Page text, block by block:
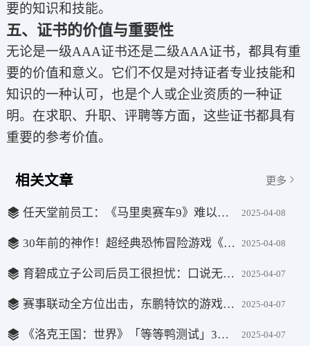
要的知识和技能。
五、证书的价值与重要性
无论是一级AAA证书还是二级AAA证书，都具有重
要的价值和意义。它们不仅是对持证者专业技能和
知识的一种认可，也是个人或企业资质的一种证
明。在求职、升职、评聘等方面，这些证书都具有
重要的参考价值。
相关文章 更多
任天堂前员工：《马里奥赛车9》难以复刻前作的成功 2025-04-08
30年前的神作！超经典恐怖冒险游戏《无声狂啸》登陆主机平台 2025-04-08
育碧成立子公司后员工很担忧：口说无凭仍有可能被裁 2025-04-07
赛事联动全方位出击，东鹏特饮的游戏营销如何玩转圈层经济？ 2025-04-07
《洛克王国：世界》「等等鸭测试」3月27日开启，版本内容抢先看！ 2025-04-07